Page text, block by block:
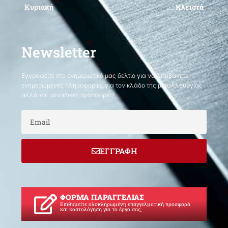
Κυριακή
Κλειστά
Newsletter
Εγγραφείτε στο ενημερωτικό μας δελτίο για να λαμβάνετε
ενημερωμένες πληροφορίες για τον κλάδο της μεταλλουργίας
αλλά και μοναδικές προσφορές!
ΕΓΓΡΑΦΗ
ΦΟΡΜΑ ΠΑΡΑΓΓΕΛΙΑΣ
Επιθυμείτε ολοκληρωμένη επαγγελματική προσφορά
και κοστολόγηση για το έργο σας;